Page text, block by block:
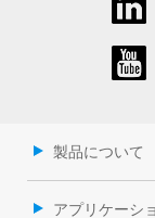
製品について
アプリケーシ